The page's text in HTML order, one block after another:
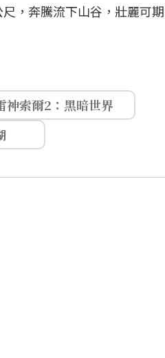
，奔騰流下山谷，壯麗可期
神索爾2：黑暗世界